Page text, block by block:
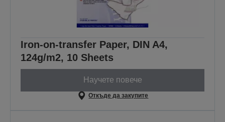
Iron-on-transfer Paper, DIN A4,
124g/m2, 10 Sheets
Научете повече
Откъде да закупите